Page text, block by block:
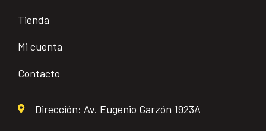
Tienda
Mi cuenta
Contacto
Dirección: Av. Eugenio Garzón 1923A